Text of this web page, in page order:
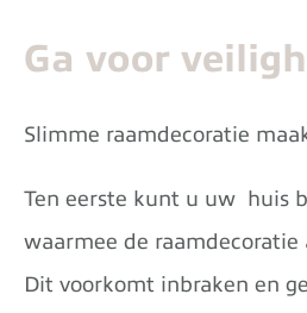
Ga voor
Slimme raamdecoratie
Ten eerste kunt u uw huis
waarmee de
Dit voorkomt inbraken en